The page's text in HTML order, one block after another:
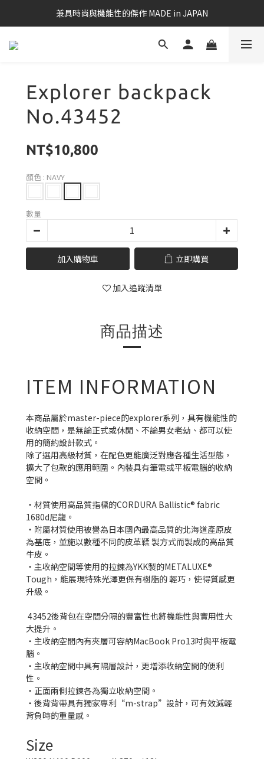
兼具時尚與機能性的傑作 MADE in JAPAN
Explorer backpack
No.43452
NT$10,800
顏色 : NAVY
數量
加入購物車 立即購買
加入追蹤清單
商品描述
ITEM INFORMATION
本商品屬於master-piece的explorer系列，具有機能性的
收納空間，是無論正式或休閒、不論男女老幼、都可以使
用的簡約設計款式。
除了選用高級材質，在配色更能廣泛對應各種生活型態，
擴大了包款的應用範圍。內裝具有筆電或平板電腦的收納
空間。
・材質使用高品質指標的CORDURA Ballistic® fabric
1680d尼龍。
・附屬材質使用被譽為日本國內最高品質的北海道產原皮
為基底，並施以數種不同的皮革鞣 製方式而製成的高品質
牛皮。
・主收納空間等使用的拉鍊為YKK製的METALUXE®
Tough，能展現特殊光澤更保有樹脂的 輕巧，使得質感更
升級。
43452後背包在空間分隔的豐富性也將機能性與實用性大
大提升。
・主收納空間內有夾層可容納MacBook Pro13吋與平板電
腦。
・主收納空間中具有隔層設計，更增添收納空間的便利
性。
・正面兩側拉鍊各為獨立收納空間。
・後背背帶具有獨家專利“m-strap”設計，可有效減輕
背負時的重量感。
Size